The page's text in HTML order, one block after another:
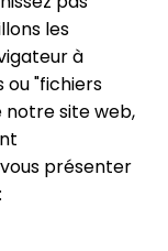
les
à
ou "fichiers
notre site web,
présenter